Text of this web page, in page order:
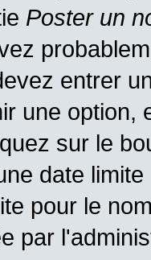
Poster un
entrer
une option,
sur le
date
pour le
par